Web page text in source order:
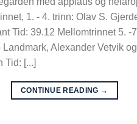
1. - 4. trinn: Olav S.
Tid: 39.12 Mellomtrinnet 5. -
Alexander Vetvik
Tid: [...]
CONTINUE READING →